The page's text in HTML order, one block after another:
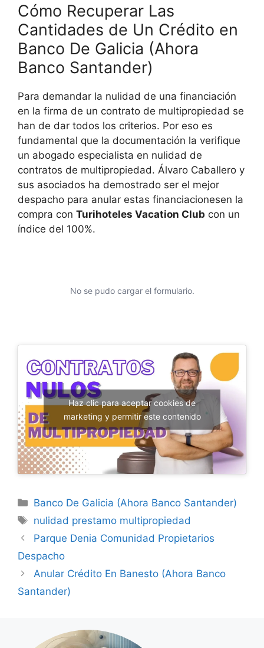
Cómo Recuperar Las
Cantidades de Un Crédito en
Banco De Galicia (Ahora
Banco Santander)
Para demandar la nulidad de una financiación
en la firma de un contrato de multipropiedad se
han de dar todos los criterios. Por eso es
fundamental que la documentación la verifique
un abogado especialista en nulidad de
contratos de multipropiedad. Álvaro Caballero y
sus asociados ha demostrado ser el mejor
despacho para anular estas financiacionesen la
compra con Turihoteles Vacation Club con un
índice del 100%.
No se pudo cargar el formulario.
Haz clic para aceptar cookies de
marketing y permitir este contenido
Categorías
Banco De Galicia (Ahora Banco Santander)
Etiquetas
nulidad prestamo multipropiedad
Parque Denia Comunidad Propietarios
Despacho
Anular Crédito En Banesto (Ahora Banco
Santander)